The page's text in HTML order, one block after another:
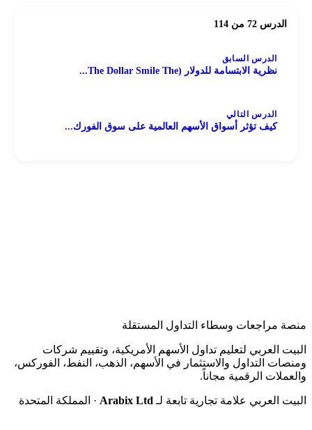
الدرس 72 من 114
الدرس السابق
نظرية الابتسامة للدولار (The Dollar Smile The...
الدرس التالي
كيف تؤثر أسواق الأسهم العالمية على سوق الفورك...
منصة مراجعات وسطاء التداول المستقلة
البيت العربي لتعليم تداول الأسهم الأمريكية، وتقييم شركات
ومنصات التداول والاستثمار في الأسهم، الذهب، النفط، الفوركس،
والعملات الرقمية مجاناً.
البيت العربي علامة تجارية تابعة لـ Arabix Ltd · المملكة المتحدة